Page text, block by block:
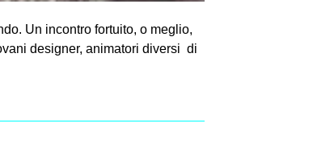
Un incontro fortuito, o meglio,
designer, animatori diversi di